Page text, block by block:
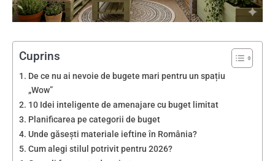
Cuprins
De ce nu ai nevoie de bugete mari pentru un spațiu
„Wow”
10 Idei inteligente de amenajare cu buget limitat
Planificarea pe categorii de buget
Unde găsești materiale ieftine în România?
Cum alegi stilul potrivit pentru 2026?